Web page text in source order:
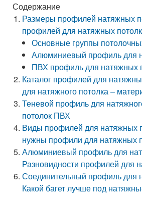
Содержание
Размеры профилей натяжных
профилей для натяжных
Основные группы
Алюминиевый профиль для
ПВХ профиль для натяжных
Каталог профилей для
для натяжного потолка –
Теневой профиль для
потолок ПВХ
Виды профилей для натяжных
нужны профили для натяжных
Алюминиевый профиль для
Разновидности профилей для
Соединительный профиль для
Какой багет лучше под